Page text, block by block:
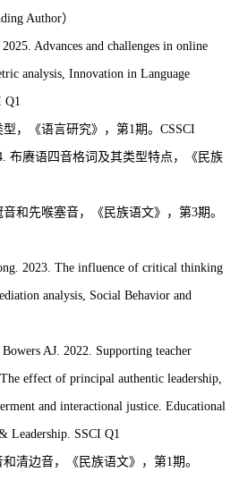
Author）
. 2025. Advances and challenges in online
analysis , Innovation in Language
Q1
，《语言研究》，第1期。 CSSCI
布赓语四音格词及其类型特点，《民族
和先喉塞音，《民族语文》，第3期。
2023. The influence of critical thinking
analysis, Social Behavior and
, Bowers AJ. 2022. Supporting teacher
effect of principal authentic leadership,
and interactional justice. Educational
Leadership . SSCI Q1
和清边音，《民族语文》，第1期。